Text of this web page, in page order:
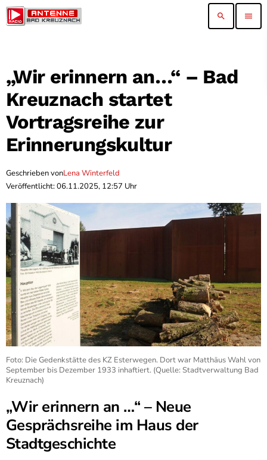
search menu
„Wir erinnern an…“ – Bad
Kreuznach startet
Vortragsreihe zur
Erinnerungskultur
Geschrieben vonLena Winterfeld
Veröffentlicht: 06.11.2025, 12:57 Uhr
Foto: Die Gedenkstätte des KZ Esterwegen. Dort war Matthäus Wahl von
September bis Dezember 1933 inhaftiert. (Quelle: Stadtverwaltung Bad
Kreuznach)
„Wir erinnern an …“ – Neue
Gesprächsreihe im Haus der
Stadtgeschichte